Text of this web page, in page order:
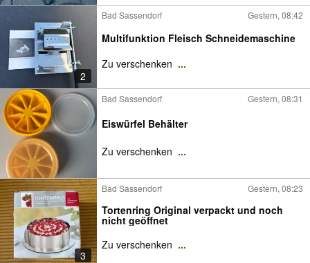
2
Bad Sassendorf Gestern, 08:42
Multifunktion Fleisch Schneidemaschine
Zu verschenken ...
Bad Sassendorf Gestern, 08:31
Eiswürfel Behälter
Zu verschenken ...
3
Bad Sassendorf Gestern, 08:23
Tortenring Original verpackt und noch
nicht geöffnet
Zu verschenken ...